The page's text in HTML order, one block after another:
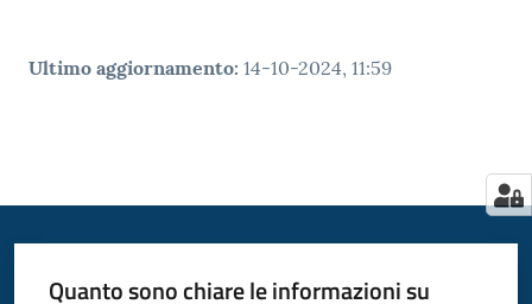
Ultimo aggiornamento: 14-10-2024, 11:59
Quanto sono chiare le informazioni su